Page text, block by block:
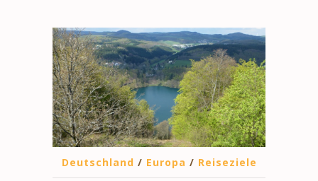
Deutschland / Europa / Reiseziele